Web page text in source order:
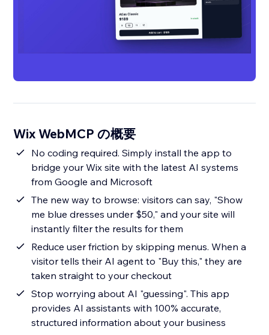
Wix WebMCP の概要
No coding required. Simply install the app to
bridge your Wix site with the latest AI systems
from Google and Microsoft
The new way to browse: visitors can say, "Show
me blue dresses under $50," and your site will
instantly filter the results for them
Reduce user friction by skipping menus. When a
visitor tells their AI agent to "Buy this," they are
taken straight to your checkout
Stop worrying about AI "guessing". This app
provides AI assistants with 100% accurate,
structured information about your business